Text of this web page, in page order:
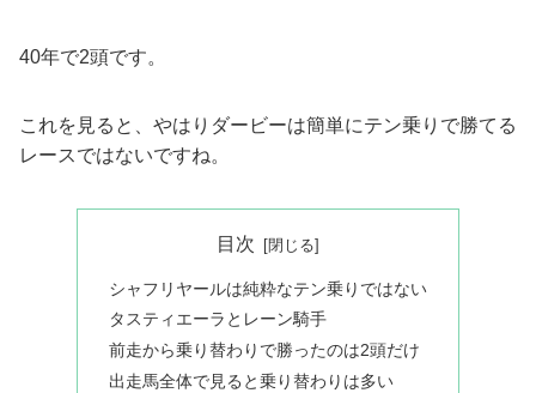
40年で2頭です。
これを見ると、やはりダービーは簡単にテン乗りで勝てる
レースではないですね。
目次
シャフリヤールは純粋なテン乗りではない
タスティエーラとレーン騎手
前走から乗り替わりで勝ったのは2頭だけ
出走馬全体で見ると乗り替わりは多い